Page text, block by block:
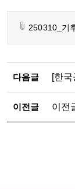
250310_기
다음글
이전글 이전